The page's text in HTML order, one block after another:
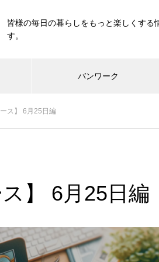
皆様の毎日の暮らしをもっと楽しくする
す。
バンワーク
ス】 6月25日編
】 6月25日編